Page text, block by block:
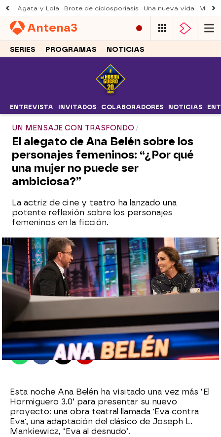
Ágata y Lola Brote de ciclosporiasis Una nueva vida
Antena3
SERIES PROGRAMAS NOTICIAS
ENTREVISTA INVITADOS COLABORADORES NOTICIAS
UN MENSAJE CON TRASFONDO
El alegato de Ana Belén sobre los
personajes femeninos: “¿Por qué
una mujer no puede ser
ambiciosa?”
La actriz de cine y teatro ha lanzado una
potente reflexión sobre los personajes
femeninos en la ficción.
antena3.com
Madrid
Publicado:23 de noviembre de 2021, 22:09
WhatsappFacebook
X Flipboard
Esta noche Ana Belén ha visitado una vez más ‘El
Hormiguero 3.0’ para presentar su nuevo
proyecto: una obra teatral llamada 'Eva contra
Eva', una adaptación del clásico de Joseph L.
Mankiewicz, ‘Eva al desnudo’.